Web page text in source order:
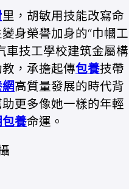
里，胡敏用技能改寫命
身榮譽加身的“巾幗工
車技工學校建筑金屬構
，承擔起傳包養技帶
高質量發展的時代背
更多像她一樣的年輕
養命運。